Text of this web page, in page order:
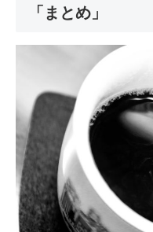
「まとめ」